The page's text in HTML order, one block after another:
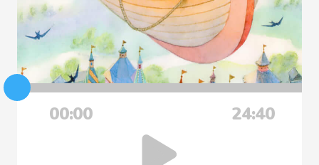
00:00 24:40